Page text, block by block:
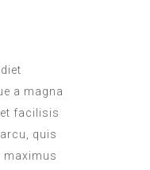
a magna
facilisis
quis
maximus